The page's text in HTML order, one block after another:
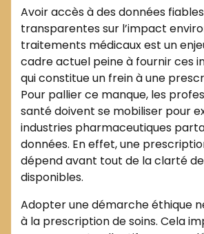
Avoir accès à des données
transparentes sur l’impact
traitements médicaux est un
cadre actuel peine à fournir ces
qui constitue un frein à une
Pour pallier ce manque, les
santé doivent se mobiliser pour
industries pharmaceutiques
données. En effet, une
dépend avant tout de la clarté
disponibles.
Adopter une démarche éthique
à la prescription de soins. Cela